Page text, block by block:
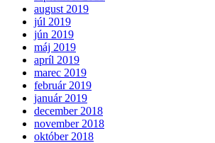
august 2019
júl 2019
jún 2019
máj 2019
apríl 2019
marec 2019
február 2019
január 2019
december 2018
november 2018
október 2018